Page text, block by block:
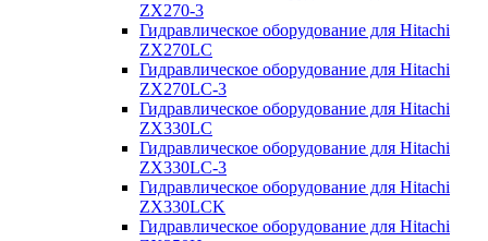
ZX270-3
Гидравлическое оборудование для Hitachi
ZX270LC
Гидравлическое оборудование для Hitachi
ZX270LC-3
Гидравлическое оборудование для Hitachi
ZX330LC
Гидравлическое оборудование для Hitachi
ZX330LC-3
Гидравлическое оборудование для Hitachi
ZX330LCK
Гидравлическое оборудование для Hitachi